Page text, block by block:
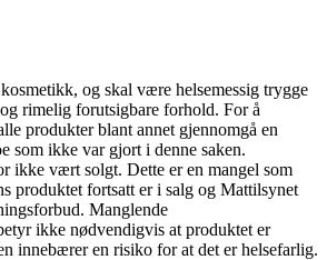
og skal være helsemessig trygge
rimelig forutsigbare forhold. For å
produkter blant annet gjennomgå en
som ikke var gjort i denne saken.
ikke vært solgt. Dette er en mangel som
produktet fortsatt er i salg og Mattilsynet
Manglende
ikke nødvendigvis at produktet er
innebærer en risiko for at det er helsefarlig.